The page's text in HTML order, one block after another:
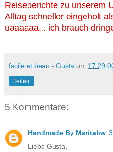
Reiseberichte zu unserem
Alltag schneller eingeholt
uaaaaaa... ich brauch
facile et beau - Gusta um
Teilen
5 Kommentare:
Handmade By Maritabw
Liebe Gusta,